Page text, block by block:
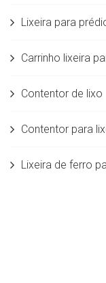
Lixeira para
Carrinho lixeira
Contentor de lixo
Contentor para
Lixeira de ferro